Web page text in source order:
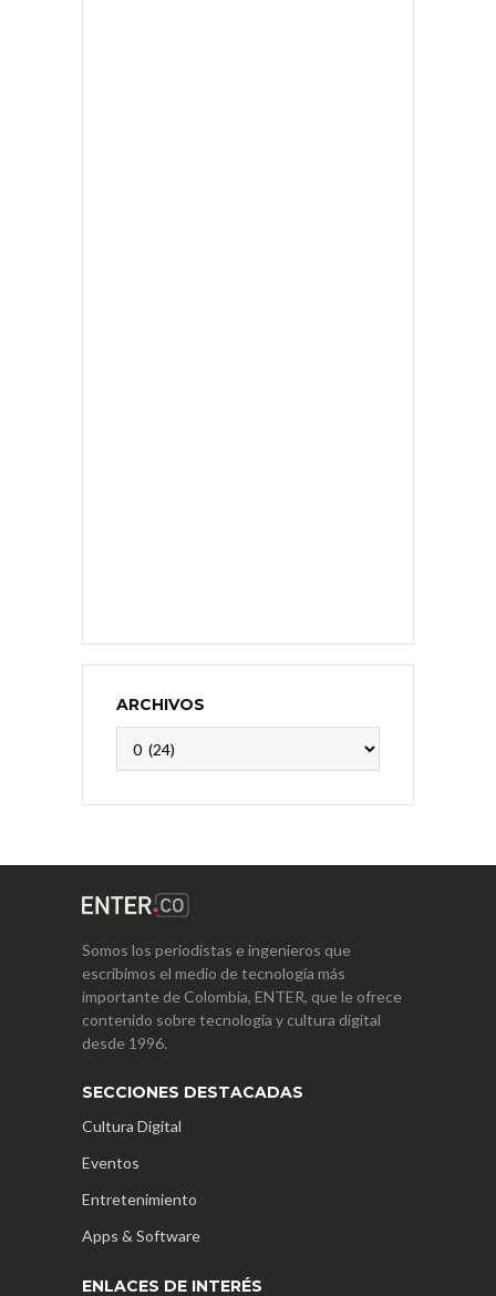
ARCHIVOS
Somos los periodistas e ingenieros que
escribimos el medio de tecnología más
importante de Colombia, ENTER, que le ofrece
contenido sobre tecnología y cultura digital
desde 1996.
SECCIONES DESTACADAS
Cultura Digital
Eventos
Entretenimiento
Apps & Software
ENLACES DE INTERÉS